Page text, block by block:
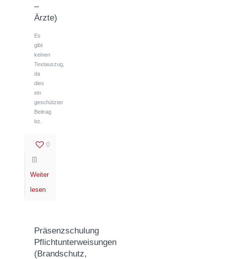
–
Ärzte)
Es
gibt
keinen
Textauszug,
da
dies
ein
geschützter
Beitrag
ist.
0
Weiter
lesen
Präsenzschulung
Pflichtunterweisungen
(Brandschutz,